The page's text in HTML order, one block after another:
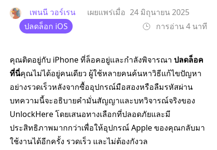
เพนนี วอร์เรน เผยแพร่เมื่อ 24 มิถุนายน 2025
ปลดล็อก iOS
การอ่าน 4 นาที
คุณติดอยู่กับ iPhone ที่ล็อคอยู่และกำลังพิจารณา ปลดล็อค
ที่นี่คุณไม่ได้อยู่คนเดียว ผู้ใช้หลายคนค้นหาวิธีแก้ไขปัญหา
อย่างรวดเร็วหลังจากซื้ออุปกรณ์มือสองหรือลืมรหัสผ่าน
บทความนี้จะอธิบายคำมั่นสัญญาและบทวิจารณ์จริงของ
UnlockHere โดยเสนอทางเลือกที่ปลอดภัยและมี
ประสิทธิภาพมากกว่าเพื่อให้อุปกรณ์ Apple ของคุณกลับมา
ใช้งานได้อีกครั้ง รวดเร็ว และไม่ต้องกังวล